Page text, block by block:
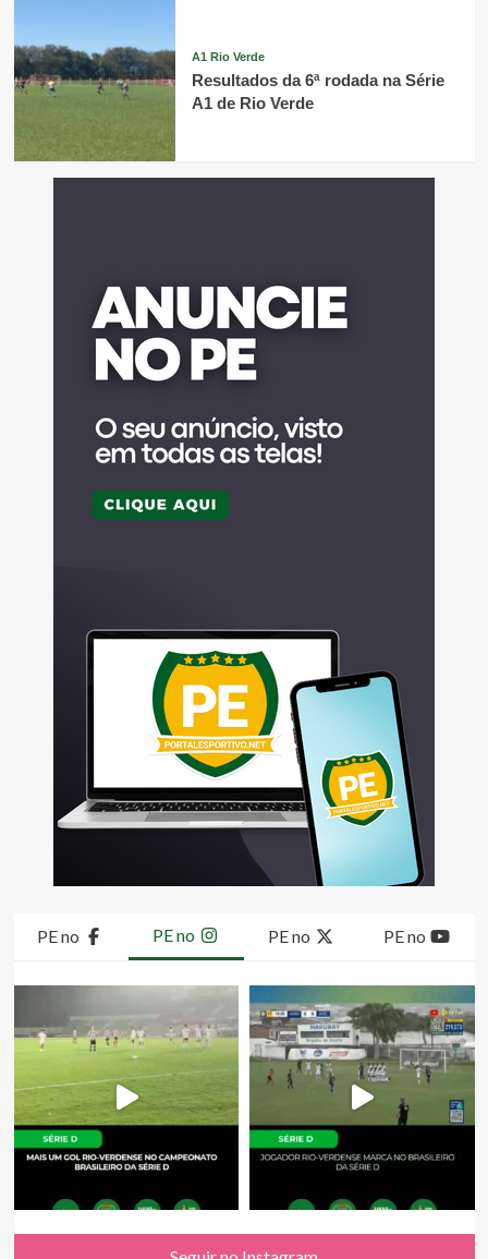
A1 Rio Verde
Resultados da 6ª rodada na Série
A1 de Rio Verde
PE no PE no PE no PE no